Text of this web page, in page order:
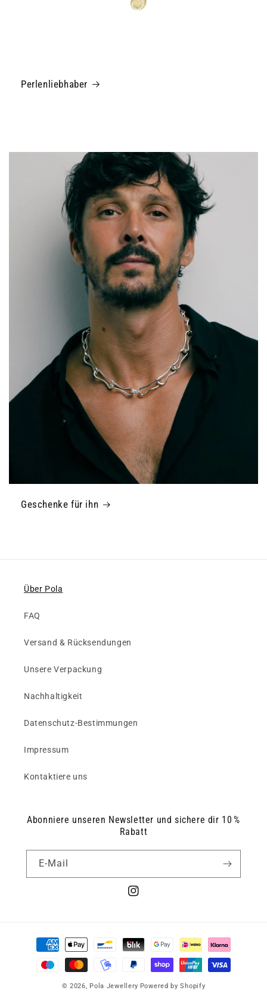
Perlenliebhaber
Geschenke für ihn
Über Pola
FAQ
Versand & Rücksendungen
Unsere Verpackung
Nachhaltigkeit
Datenschutz-Bestimmungen
Impressum
Kontaktiere uns
Abonniere unseren Newsletter und sichere dir 10 %
Rabatt
E-Mail
Instagram
Zahlungsmethoden
© 2026, Pola Jewellery Powered by Shopify